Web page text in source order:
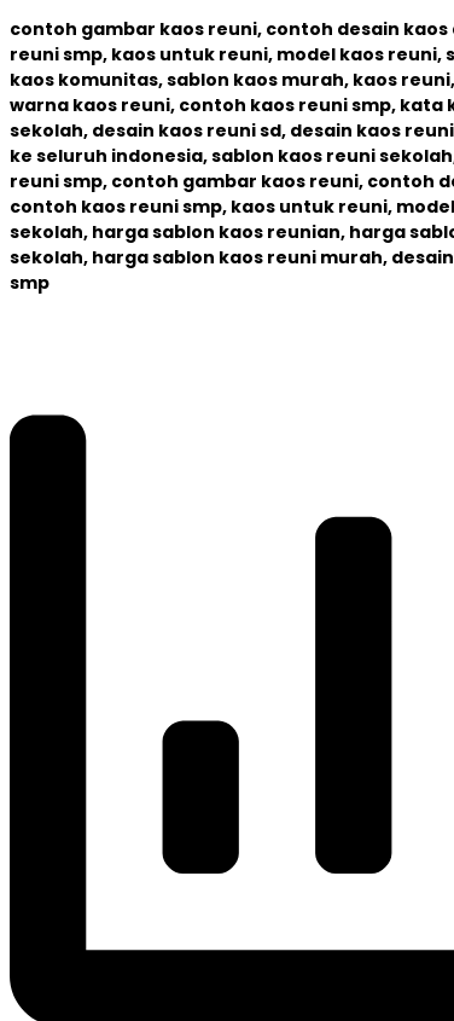
contoh gambar kaos reuni, contoh desain
reuni smp, kaos untuk reuni, model kaos
kaos komunitas, sablon kaos murah, kaos
warna kaos reuni, contoh kaos reuni smp,
sekolah, desain kaos reuni sd, desain kaos
ke seluruh indonesia,sablon kaos reuni
reuni smp, contoh gambar kaos reuni, contoh
contoh kaos reuni smp, kaos untuk reuni,
sekolah, harga sablon kaos reunian, harga
sekolah, harga sablon kaos reuni murah,
smp